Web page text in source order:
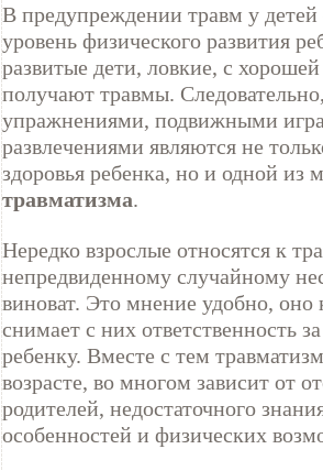
В предупреждении травм у
уровень физического развития
развитые дети, ловкие, с
получают травмы.
упражнениями, подвижными
развлечениями являются не
здоровья ребенка, но и одной из
травматизма.
Нередко взрослые относятся к
непредвиденному случайному
виноват. Это мнение удобно, оно
снимает с них ответственность
ребенку. Вместе с тем
возрасте, во многом зависит от
родителей, недостаточного
особенностей и физических